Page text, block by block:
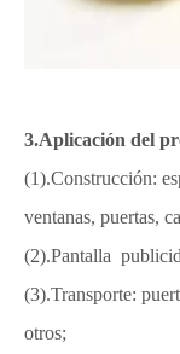
3.Aplicación del
(1).Construcción:
ventanas, puertas,
(2).Pantalla
(3).Transporte:
otros;